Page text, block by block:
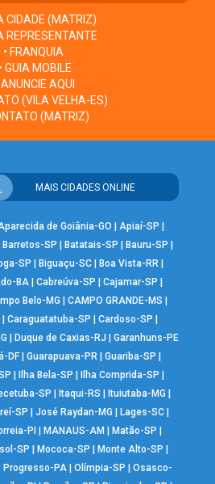
CIDADE (MATRIZ)
REPRESENTANTE
• FRANQUIA
• GUIA MOBILE
ANUNCIE AQUI
(VILA VELHA-ES)
(MATRIZ)
MAIS CIDADES ONLINE
de Goiânia-GO Apiaí-SP
Barretos-SP Batatais-SP Bauru-SP
SP Biguaçu-SC Boa Vista-RR
BA| Cabreúva-SP Cajamar-SP
Belo-MG |CAMPO GRANDE-MS
Caraguatatuba-SP Cardoso-SP
Duque de Caxias-RJ
Garanhuns-PE
DF| Guarapuava-PR| Guariba-SP
Ilha Bela-SP Ilha Comprida-SP
SP Itaqui-RS Ituiutaba-MG
SP José Raydan-MG Lages-SC|
PI MANAUS-AM Matão-SP
SP Mococa-SP Monte Alto-SP
Progresso-PA |Olímpia-SP |Osasco-